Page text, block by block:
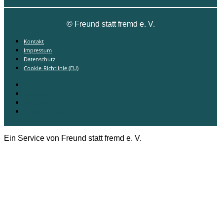
©Freund statt fremd e. V.
Kontakt
Impressum
Datenschutz
Cookie-Richtlinie (EU)
Ein Service von Freund statt fremd e. V.